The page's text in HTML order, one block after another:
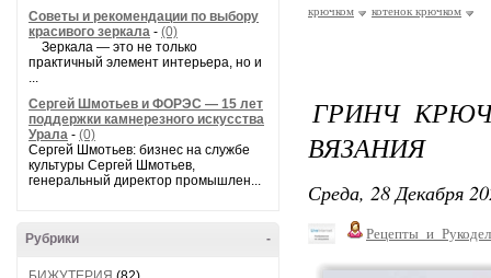
Советы и рекомендации по выбору
красивого зеркала - (0)
Зеркала — это не только
практичный элемент интерьера, но и
...
Сергей Шмотьев и ФОРЭС — 15 лет
поддержки камнерезного искусства
Урала - (0)
Сергей Шмотьев: бизнес на службе
культуры Сергей Шмотьев,
генеральный директор промышлен...
-
Рубрики
крючком
котенок крючком
ГРИНЧ
ВЯЗАНИЯ
Среда, 28 Декабря